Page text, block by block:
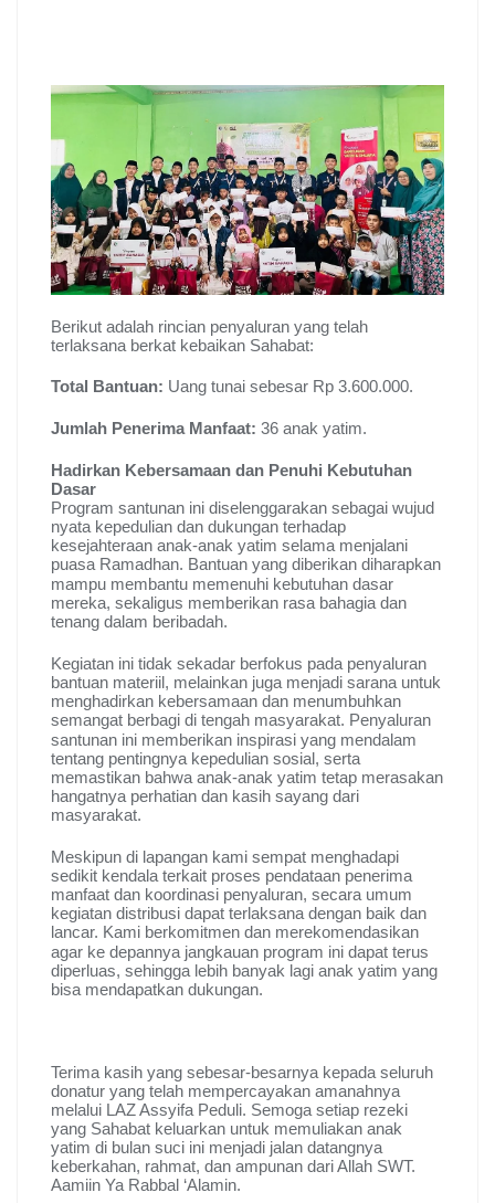
Berikut adalah rincian penyaluran yang telah
terlaksana berkat kebaikan Sahabat:
Total Bantuan: Uang tunai sebesar Rp 3.600.000.
Jumlah Penerima Manfaat: 36 anak yatim.
Hadirkan Kebersamaan dan Penuhi Kebutuhan
Dasar
Program santunan ini diselenggarakan sebagai wujud
nyata kepedulian dan dukungan terhadap
kesejahteraan anak-anak yatim selama menjalani
puasa Ramadhan. Bantuan yang diberikan diharapkan
mampu membantu memenuhi kebutuhan dasar
mereka, sekaligus memberikan rasa bahagia dan
tenang dalam beribadah.
Kegiatan ini tidak sekadar berfokus pada penyaluran
bantuan materiil, melainkan juga menjadi sarana untuk
menghadirkan kebersamaan dan menumbuhkan
semangat berbagi di tengah masyarakat. Penyaluran
santunan ini memberikan inspirasi yang mendalam
tentang pentingnya kepedulian sosial, serta
memastikan bahwa anak-anak yatim tetap merasakan
hangatnya perhatian dan kasih sayang dari
masyarakat.
Meskipun di lapangan kami sempat menghadapi
sedikit kendala terkait proses pendataan penerima
manfaat dan koordinasi penyaluran, secara umum
kegiatan distribusi dapat terlaksana dengan baik dan
lancar. Kami berkomitmen dan merekomendasikan
agar ke depannya jangkauan program ini dapat terus
diperluas, sehingga lebih banyak lagi anak yatim yang
bisa mendapatkan dukungan.
Terima kasih yang sebesar-besarnya kepada seluruh
donatur yang telah mempercayakan amanahnya
melalui LAZ Assyifa Peduli. Semoga setiap rezeki
yang Sahabat keluarkan untuk memuliakan anak
yatim di bulan suci ini menjadi jalan datangnya
keberkahan, rahmat, dan ampunan dari Allah SWT.
Aamiin Ya Rabbal ‘Alamin.